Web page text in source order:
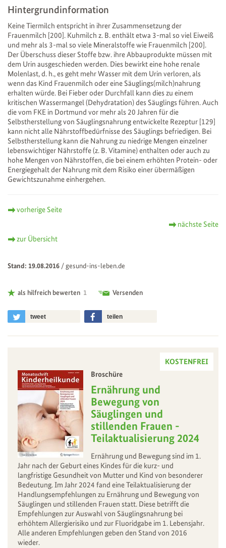
Hintergrundinformation
Keine Tiermilch entspricht in ihrer Zusammensetzung der
Frauenmilch [200]. Kuhmilch z. B. enthält etwa 3-mal so viel Eiweiß
und mehr als 3-mal so viele Mineralstoffe wie Frauenmilch [200].
Der Überschuss dieser Stoffe bzw. ihre Abbauprodukte müssen mit
dem Urin ausgeschieden werden. Dies bewirkt eine hohe renale
Molenlast, d. h., es geht mehr Wasser mit dem Urin verloren, als
wenn das Kind Frauenmilch oder eine Säuglings(milch)nahrung
erhalten würde. Bei Fieber oder Durchfall kann dies zu einem
kritischen Wassermangel (Dehydratation) des Säuglings führen. Auch
die vom FKE in Dortmund vor mehr als 20 Jahren für die
Selbstherstellung von Säuglingsnahrung entwickelte Rezeptur [129]
kann nicht alle Nährstoffbedürfnisse des Säuglings befriedigen. Bei
Selbstherstellung kann die Nahrung zu niedrige Mengen einzelner
lebenswichtiger Nährstoffe (z. B. Vitamine) enthalten oder auch zu
hohe Mengen von Nährstoffen, die bei einem erhöhten Protein- oder
Energiegehalt der Nahrung mit dem Risiko einer übermäßigen
Gewichtszunahme einhergehen.
vorherige Seite
nächste Seite
zur Übersicht
Stand: 19.08.2016 /gesund-ins-leben.de
als hilfreich bewerten 1 Versenden
tweet teilen
BLE
KOSTENFREI
Broschüre
–
Ernährung und
Bewegung von
Säuglingen und
stillenden Frauen -
Teilaktualisierung 2024
Ernährung und Bewegung sind im 1.
Jahr nach der Geburt eines Kindes für die kurz- und
langfristige Gesundheit von Mutter und Kind von besonderer
Bedeutung. Im Jahr 2024 fand eine Teilaktualisierung der
Handlungsempfehlungen zu Ernährung und Bewegung von
Säuglingen und stillenden Frauen statt. Diese betrifft die
Empfehlungen zur Auswahl von Säuglingsnahrung bei
erhöhtem Allergierisiko und zur Fluoridgabe im 1. Lebensjahr.
Alle anderen Empfehlungen geben den Stand von 2016
wieder.